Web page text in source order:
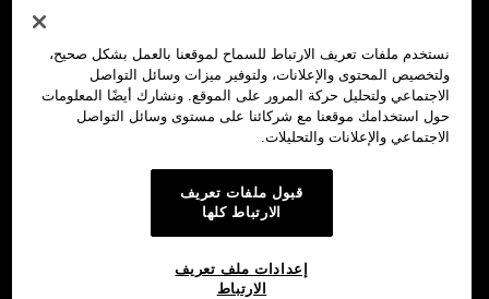
نستخدم ملفات تعريف الارتباط للسماح لموقعنا بالعمل بشكل صحيح،
ولتخصيص المحتوى والإعلانات، ولتوفير ميزات وسائل التواصل
الاجتماعي ولتحليل حركة المرور على الموقع. ونشارك أيضًا المعلومات
حول استخدامك موقعنا مع شركائنا على مستوى وسائل التواصل
الاجتماعي والإعلانات والتحليلات.
قبول ملفات تعريف
الارتباط كلها
إعدادات ملف تعريف
الارتباط